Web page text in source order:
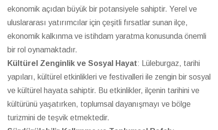
ekonomik açıdan büyük bir potansiyele sahiptir. Yerel ve
uluslararası yatırımcılar için çeşitli fırsatlar sunan ilçe,
ekonomik kalkınma ve istihdam yaratma konusunda önemli
bir rol oynamaktadır.
Kültürel Zenginlik ve Sosyal Hayat: Lüleburgaz, tarihi
yapıları, kültürel etkinlikleri ve festivalleri ile zengin bir sosyal
ve kültürel hayata sahiptir. Bu etkinlikler, ilçenin tarihini ve
kültürünü yaşatırken, toplumsal dayanışmayı ve bölge
turizmini de teşvik etmektedir.